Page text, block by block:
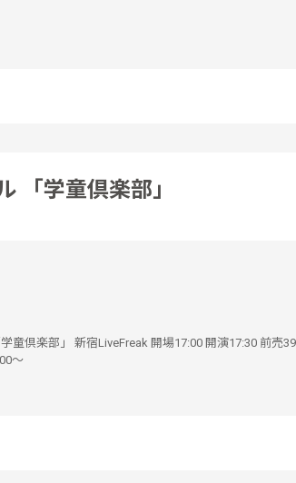
「学童倶楽部」
童倶楽部」 新宿LiveFreak 開場17:00 開演17:30 前売
〜